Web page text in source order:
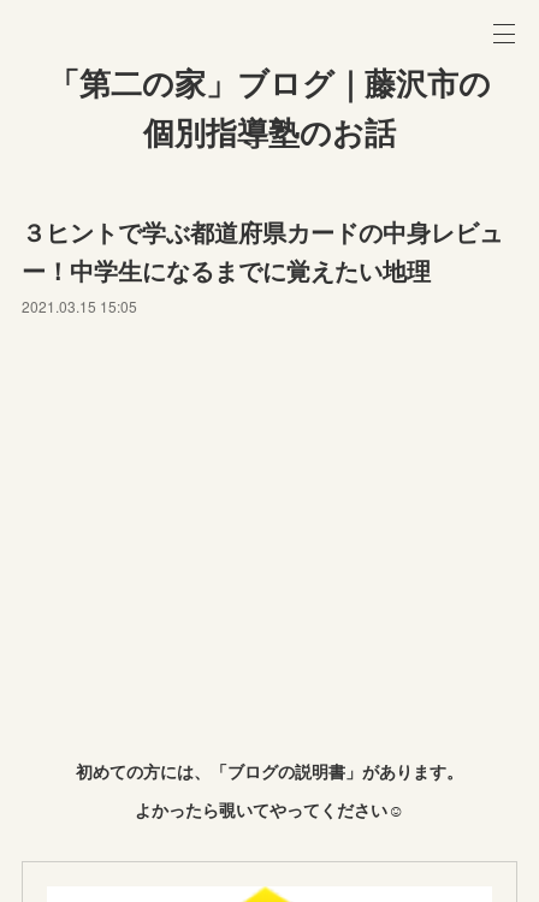
「第二の家」ブログ｜藤沢市の
個別指導塾のお話
３ヒントで学ぶ都道府県カードの中身レビュ
ー！中学生になるまでに覚えたい地理
2021.03.15 15:05
初めての方には、「ブログの説明書」があります。
よかったら覗いてやってください☺︎